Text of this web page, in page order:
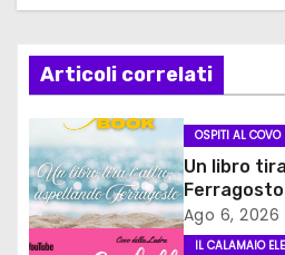
z
i
o
n
e
Articoli correlati
OSPITI AL COVO
Un libro
Ferragosto
Ago 6, 2026
IL CALAMAIO